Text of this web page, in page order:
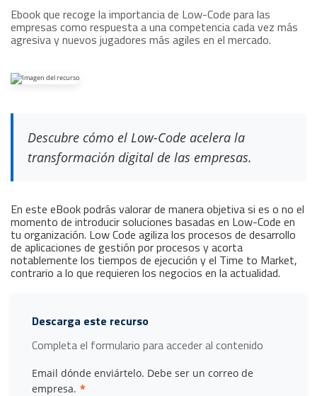
Ebook que recoge la importancia de Low-Code para las
empresas como respuesta a una competencia cada vez más
agresiva y nuevos jugadores más agiles en el mercado.
Descubre cómo el Low-Code acelera la
transformación digital de las empresas.
En este eBook podrás valorar de manera objetiva si es o no el
momento de introducir soluciones basadas en Low-Code en
tu organización. Low Code agiliza los procesos de desarrollo
de aplicaciones de gestión por procesos y acorta
notablemente los tiempos de ejecución y el Time to Market,
contrario a lo que requieren los negocios en la actualidad.
Descarga este recurso
Completa el formulario para acceder al contenido
Email dónde enviártelo. Debe ser un correo de
empresa. *